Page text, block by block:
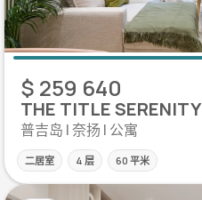
$ 259 640
THE TITLE SERENITY
普吉岛 | 奈扬 | 公寓
二居室 4 层 60 平米